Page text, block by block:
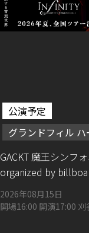
公演予定
グランドフィル
GACKT 魔王シンフ
organized by
2026年08月15日
開場16:00 開演17:00